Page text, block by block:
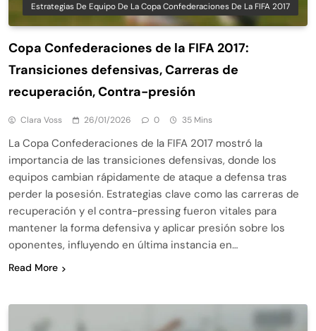
Estrategias De Equipo De La Copa Confederaciones De La FIFA 2017
Copa Confederaciones de la FIFA 2017:
Transiciones defensivas, Carreras de
recuperación, Contra-presión
Clara Voss 26/01/2026 0 35 Mins
La Copa Confederaciones de la FIFA 2017 mostró la
importancia de las transiciones defensivas, donde los
equipos cambian rápidamente de ataque a defensa tras
perder la posesión. Estrategias clave como las carreras de
recuperación y el contra-pressing fueron vitales para
mantener la forma defensiva y aplicar presión sobre los
oponentes, influyendo en última instancia en…
Read More